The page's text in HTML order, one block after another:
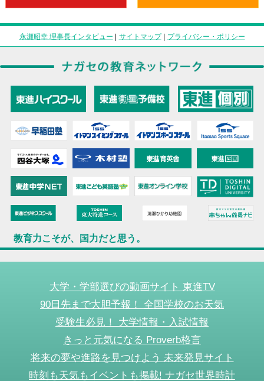
永瀬昭幸 理事長インタビュー | サイトマップ| プライバシー・ポリシー
教育力こそが、国力だと思う。
大学・学部選びの動画サイト 東進TV
90日先まで大胆予報！ 全国学校のお天気
受験生必見！ 大学情報・入試情報
きっと元気になる Proverb格言
将来の夢や進路を見つけよう 未来発見サイト
時刻も天気もイベントも掲載! ナガセ世界時計